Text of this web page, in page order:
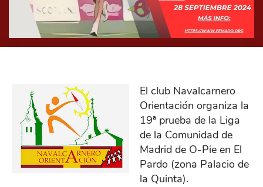
El club Navalcarnero
Orientación organiza la
19ª prueba de la Liga
de la Comunidad de
Madrid de O-Pie en El
Pardo (zona Palacio de
la Quinta).